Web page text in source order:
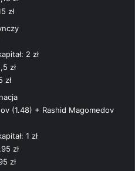
zł
2 zł
zł
zł
(1.48) + Rashid Magomedov
1 zł
zł
zł